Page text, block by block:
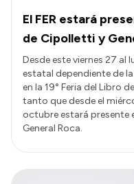
El FER estará
de Cipolletti y
Desde este viernes 27 al
estatal dependiente de
en la 19° Feria del Libro
tanto que desde el
octubre estará presente
General Roca.